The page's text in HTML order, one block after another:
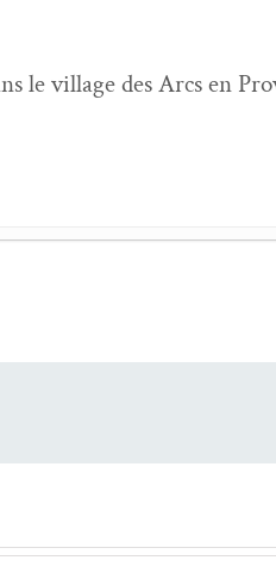
le vil­lage des Arcs en
des chan­sons, Michel